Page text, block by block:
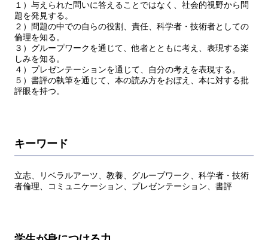
１）与えられた問いに答えることではなく、社会的視野から問
題を発見する。
２）問題の中での自らの役割、責任、科学者・技術者としての
倫理を知る。
３）グループワークを通じて、他者とともに考え、表現する楽
しみを知る。
４）プレゼンテーションを通じて、自分の考えを表現する。
５）書評の執筆を通じて、本の読み方をおぼえ、本に対する批
評眼を持つ。
キーワード
立志、リベラルアーツ、教養、グループワーク、科学者・技術
者倫理、コミュニケーション、プレゼンテーション、書評